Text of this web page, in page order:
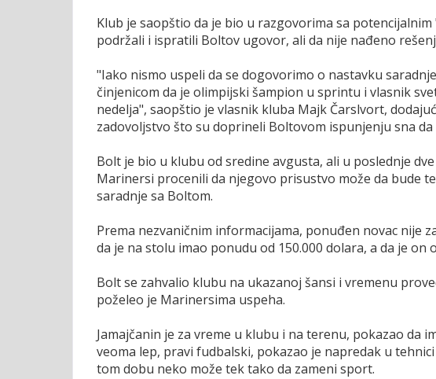
Klub je saopštio da je bio u razgovorima sa
podržali i ispratili Boltov ugovor, ali da nije nađeno
"Iako nismo uspeli da se dogovorimo o nastavku
činjenicom da je olimpijski šampion u sprintu i vlasnik
nedelja", saopštio je vlasnik kluba Majk Čarslvort,
zadovoljstvo što su doprineli Boltovom ispunjenju sna
Bolt je bio u klubu od sredine avgusta, ali u poslednje
Marinersi procenili da njegovo prisustvo može da bude
saradnje sa Boltom.
Prema nezvaničnim informacijama, ponuđen novac nije
da je na stolu imao ponudu od 150.000 dolara, a da je
Bolt se zahvalio klubu na ukazanoj šansi i vremenu
poželeo je Marinersima uspeha.
Jamajčanin je za vreme u klubu i na terenu, pokazao da
veoma lep, pravi fudbalski, pokazao je napredak u
tom dobu neko može tek tako da zameni sport.